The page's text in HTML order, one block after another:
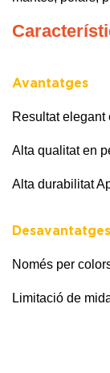
Avantatges
Resultat elegant
Alta qualitat en
Alta durabilitat
Desavantatges
Només per
Limitació de